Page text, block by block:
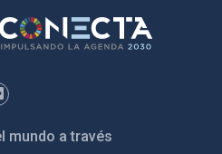
mundo a través